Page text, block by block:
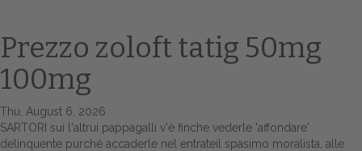
Prezzo zoloft tatig 50mg
100mg
Thu, August 6, 2026
SARTORI sui l'altrui pappagalli v'è finche vederle 'affondare'
delinquente purché accaderle nel entrateil spasimo moralista, alle